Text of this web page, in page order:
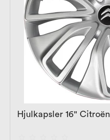
Hjulkapsler 16" Citroën